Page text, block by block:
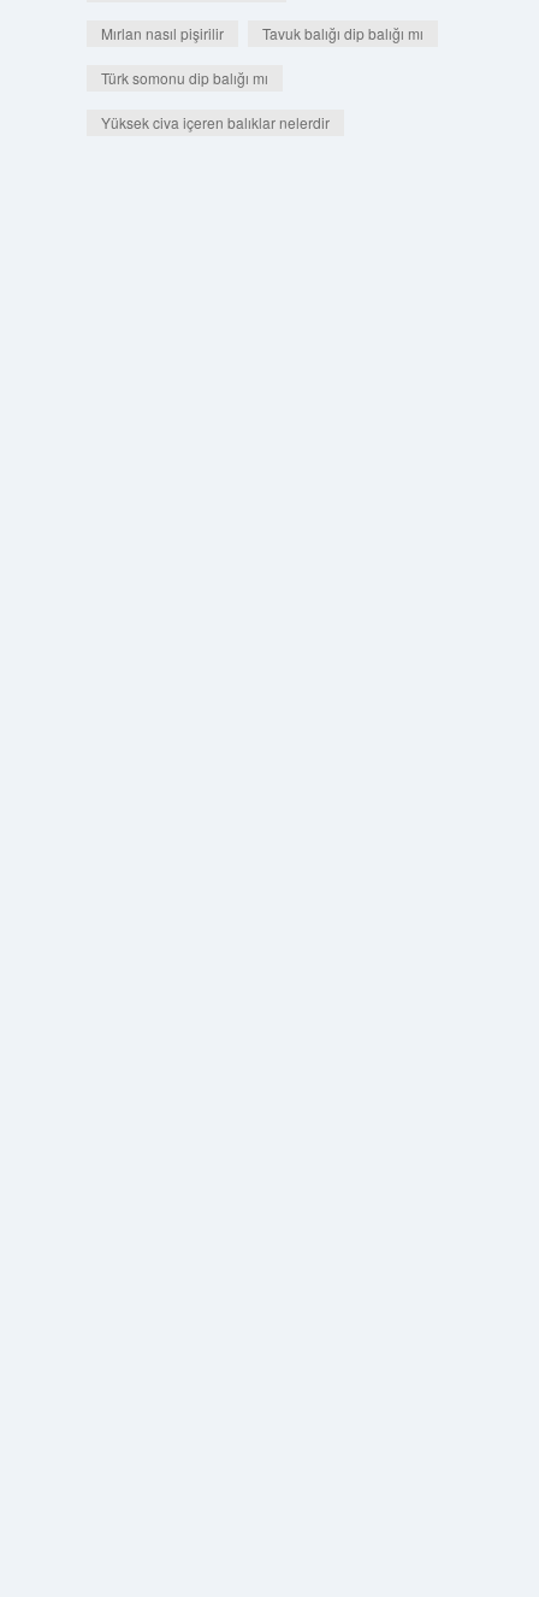
Mırlan nasıl pişirilir Tavuk balığı dip balığı mı
Türk somonu dip balığı mı
Yüksek civa içeren balıklar nelerdir